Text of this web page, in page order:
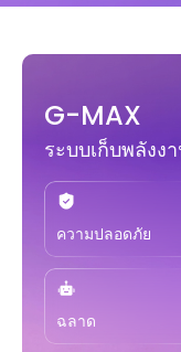
G-MAX
ระบบเก็บพลังง
ความปลอดภัย
ฉลาด